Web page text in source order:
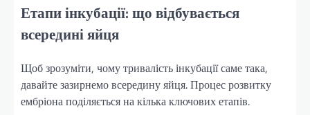
Етапи інкубації: що відбувається
всередині яйця
Щоб зрозуміти, чому тривалість інкубації саме така,
давайте зазирнемо всередину яйця. Процес розвитку
ембріона поділяється на кілька ключових етапів.